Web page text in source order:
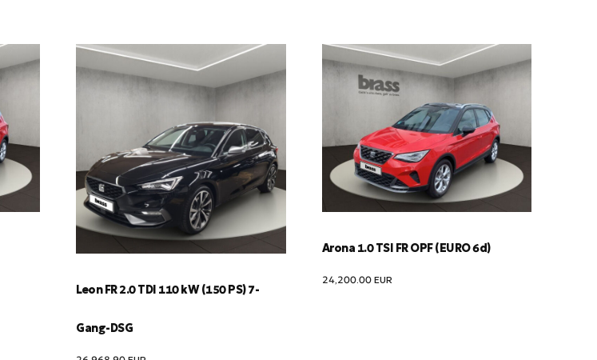
Leon FR 2.0 TDI 110 kW (150 PS) 7-
Gang-DSG
Arona 1.0 TSI FR OPF (EURO 6d)
24,200.00 EUR